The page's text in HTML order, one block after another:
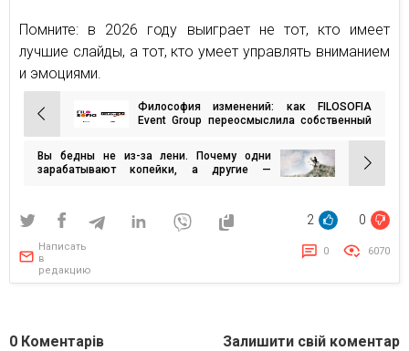
Помните: в 2026 году выиграет не тот, кто имеет
лучшие слайды, а тот, кто умеет управлять вниманием
и эмоциями.
Навигация
по
записям
Философия изменений: как FILOSOFIA
Event Group переосмыслила собственный
Вы бедны не из-за лени. Почему одни
зарабатывают копейки, а другие —
2 0
Написать
в
редакцию
0 6070
0 Коментарів Залишити свій коментар